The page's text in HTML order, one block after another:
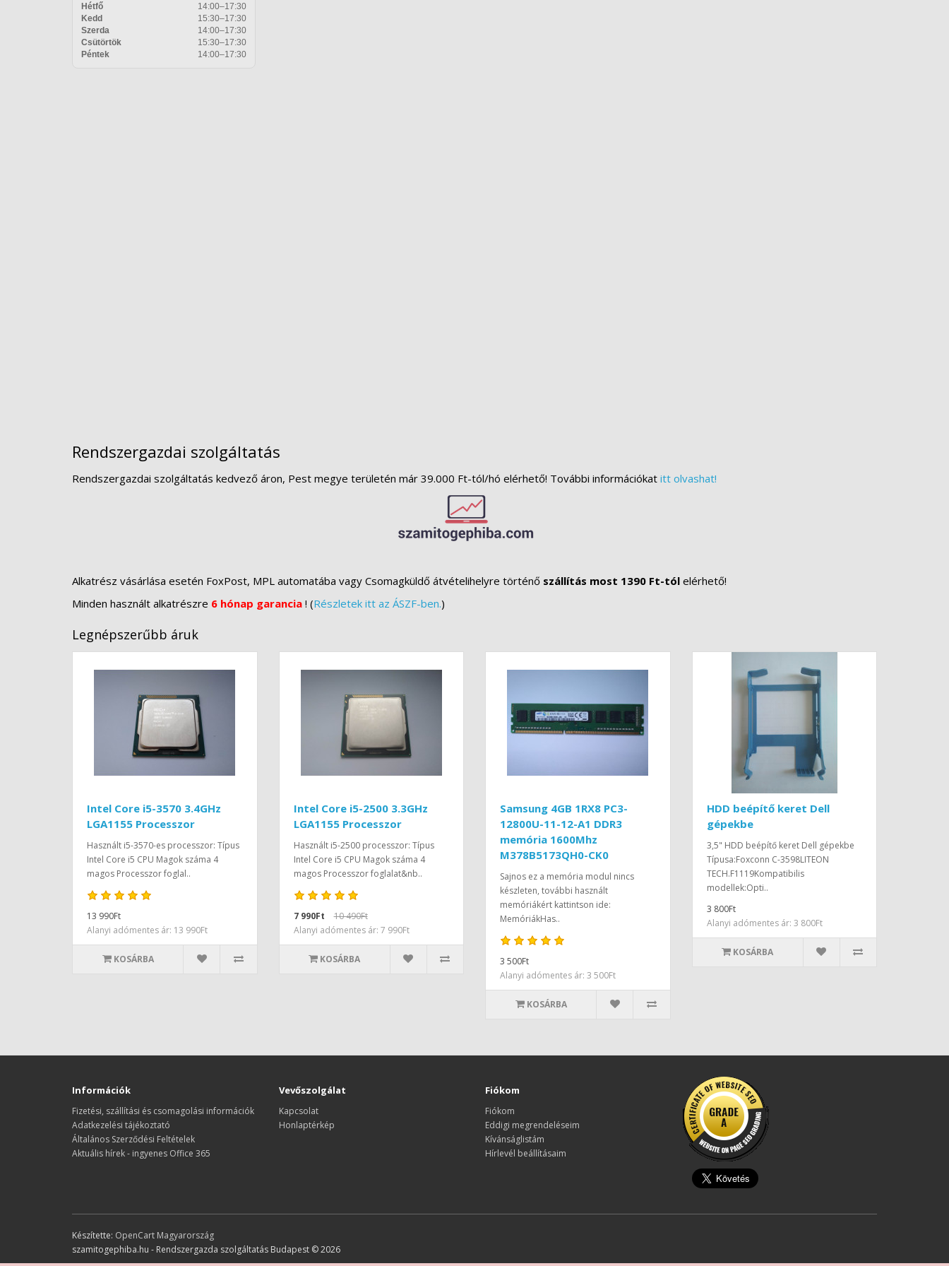
Hétfő
14:00–17:30
Kedd
15:30–17:30
Szerda
14:00–17:30
Csütörtök
15:30–17:30
Péntek
14:00–17:30
Rendszergazdai szolgáltatás
Rendszergazdai szolgáltatás kedvező áron, Pest megye területén már 39.000 Ft-tól/hó elérhető! További információkat itt olvashat!
Alkatrész vásárlása esetén FoxPost, MPL automatába vagy Csomagküldő átvételihelyre történő szállítás most 1390 Ft-tól elérhető!
Minden használt alkatrészre 6 hónap garancia ! (Részletek itt az ÁSZF-ben.)
Legnépszerűbb áruk
Intel Core i5-3570 3.4GHz
LGA1155 Processzor
Használt i5-3570-es processzor: Típus
Intel Core i5 CPU Magok száma 4
magos Processzor foglal..
13 990Ft
Alanyi adómentes ár: 13 990Ft
KOSÁRBA
Intel Core i5-2500 3.3GHz
LGA1155 Processzor
Használt i5-2500 processzor: Típus
Intel Core i5 CPU Magok száma 4
magos Processzor foglalat&nb..
7 990Ft
10 490Ft
Alanyi adómentes ár: 7 990Ft
KOSÁRBA
Samsung 4GB 1RX8 PC3-
12800U-11-12-A1 DDR3
memória 1600Mhz
M378B5173QH0-CK0
Sajnos ez a memória modul nincs
készleten, további használt
memóriákért kattintson ide:
MemóriákHas..
3 500Ft
Alanyi adómentes ár: 3 500Ft
KOSÁRBA
HDD beépítő keret Dell
gépekbe
3,5" HDD beépítő keret Dell gépekbe
Típusa:Foxconn C-3598LITEON
TECH.F1119Kompatibilis
modellek:Opti..
3 800Ft
Alanyi adómentes ár: 3 800Ft
KOSÁRBA
Információk
Fizetési, szállítási és csomagolási információk
Adatkezelési tájékoztató
Általános Szerződési Feltételek
Aktuális hírek - ingyenes Office 365
Vevőszolgálat
Kapcsolat
Honlaptérkép
Fiókom
Fiókom
Eddigi megrendeléseim
Kívánságlistám
Hírlevél beállításaim
Készítette: OpenCart Magyarország
szamitogephiba.hu - Rendszergazda szolgáltatás Budapest © 2026